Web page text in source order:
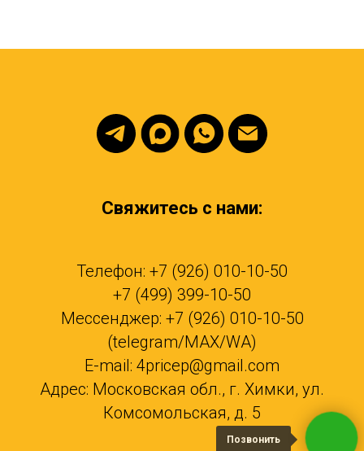
Позвонить
Свяжитесь с нами:
Телефон: +7 (926) 010-10-50
+7 (499) 399-10-50
Мессенджер: +7 (926) 010-10-50
(telegram/MAX/WA)
E-mail: 4pricep@gmail.com
Адрес: Московская обл., г. Химки, ул.
Комсомольская, д. 5